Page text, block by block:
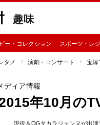
趣味
ー・コレクション スポーツ・レ
タメ 演劇・コンサート 宝塚
ディア情報
年10月の
。現役＆OGタカラジェンヌが出